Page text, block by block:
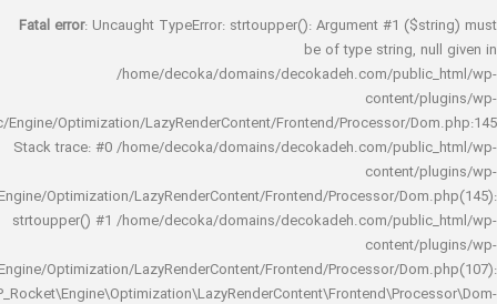
Fatal error : Uncaught TypeError: strtoupper(): Argument #1
be of type string,
/home/decoka/domains/decokadeh.com/
rocket/inc/Engine/Optimization/LazyRenderContent/Frontend/Processor/
Stack trace: #0 /home/decoka/domains/decokadeh.com/
rocket/inc/Engine/Optimization/LazyRenderContent/Frontend/Processor/
strtoupper() #1 /home/decoka/domains/decokadeh.com/
rocket/inc/Engine/Optimization/LazyRenderContent/Frontend/Processor/